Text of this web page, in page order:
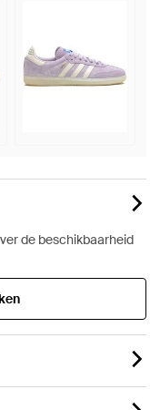
de beschikbaarheid